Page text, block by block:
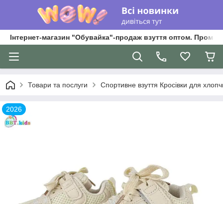
Інтернет-магазин "Обувайка"-продаж взуття оптом.
Товари та послуги Спортивне взуття Кросівки для
2026